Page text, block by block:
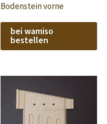
Bodenstein vorne
bei wamiso
bestellen